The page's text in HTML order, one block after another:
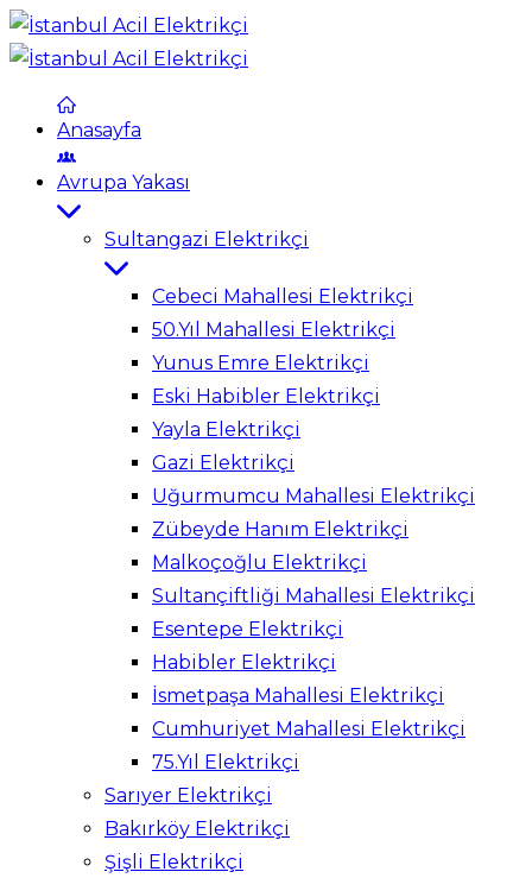
Anasayfa
Avrupa Yakası
Sultangazi Elektrikçi
Cebeci Mahallesi Elektrikçi
50.Yıl Mahallesi Elektrikçi
Yunus Emre Elektrikçi
Eski Habibler Elektrikçi
Yayla Elektrikçi
Gazi Elektrikçi
Uğurmumcu Mahallesi Elektrikçi
Zübeyde Hanım Elektrikçi
Malkoçoğlu Elektrikçi
Sultançiftliği Mahallesi Elektrikçi
Esentepe Elektrikçi
Habibler Elektrikçi
İsmetpaşa Mahallesi Elektrikçi
Cumhuriyet Mahallesi Elektrikçi
75.Yıl Elektrikçi
Sarıyer Elektrikçi
Bakırköy Elektrikçi
Şişli Elektrikçi